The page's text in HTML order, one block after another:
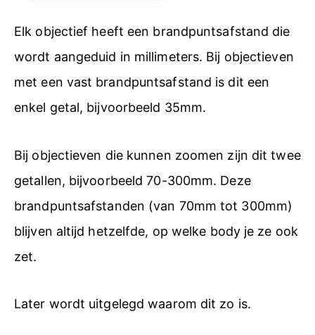
Elk objectief heeft een brandpuntsafstand die
wordt aangeduid in millimeters. Bij objectieven
met een vast brandpuntsafstand is dit een
enkel getal, bijvoorbeeld 35mm.
Bij objectieven die kunnen zoomen zijn dit twee
getallen, bijvoorbeeld 70-300mm. Deze
brandpuntsafstanden (van 70mm tot 300mm)
blijven altijd hetzelfde, op welke body je ze ook
zet.
Later wordt uitgelegd waarom dit zo is.